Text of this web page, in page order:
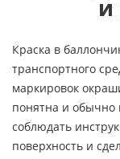
и
Краска в
транспортного
маркировок
понятна и обычно
соблюдать
поверхность и